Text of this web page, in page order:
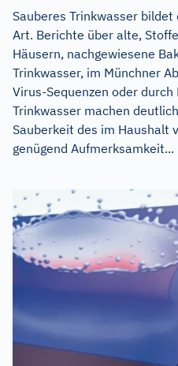
Sauberes Trinkwasser
Art. Berichte über alte,
Häusern, nachgewiesene
Trinkwasser, im Münchner
Virus-Sequenzen oder
Trinkwasser machen
Sauberkeit des im Haushalt
genügend Aufmerksamkeit...